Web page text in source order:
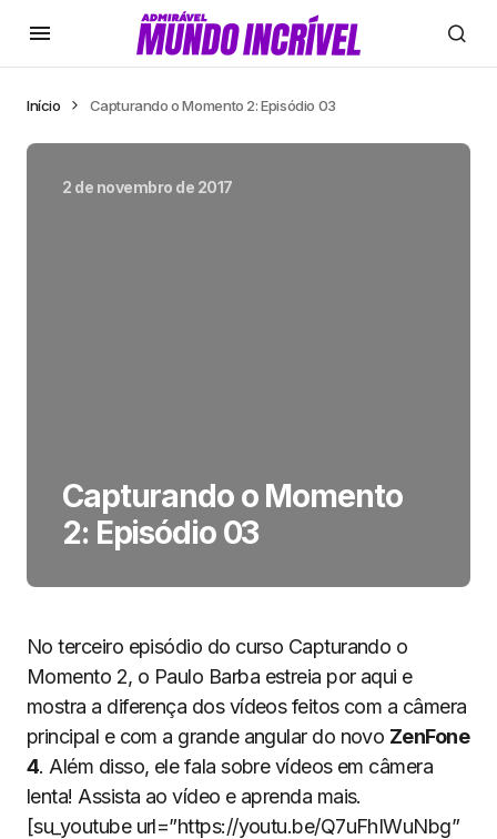
Início Capturando o Momento 2: Episódio 03
2 de novembro de 2017
Capturando o Momento
2: Episódio 03
No terceiro episódio do curso Capturando o
Momento 2, o Paulo Barba estreia por aqui e
mostra a diferença dos vídeos feitos com a câmera
principal e com a grande angular do novo ZenFone
4. Além disso, ele fala sobre vídeos em câmera
lenta! Assista ao vídeo e aprenda mais.
[su_youtube url=”https://youtu.be/Q7uFhIWuNbg”